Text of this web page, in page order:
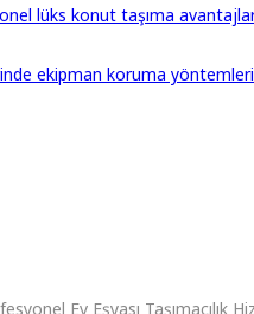
lüks konut taşıma
ekipman koruma yöntemleri
Ev Eşyası Taşımacılık